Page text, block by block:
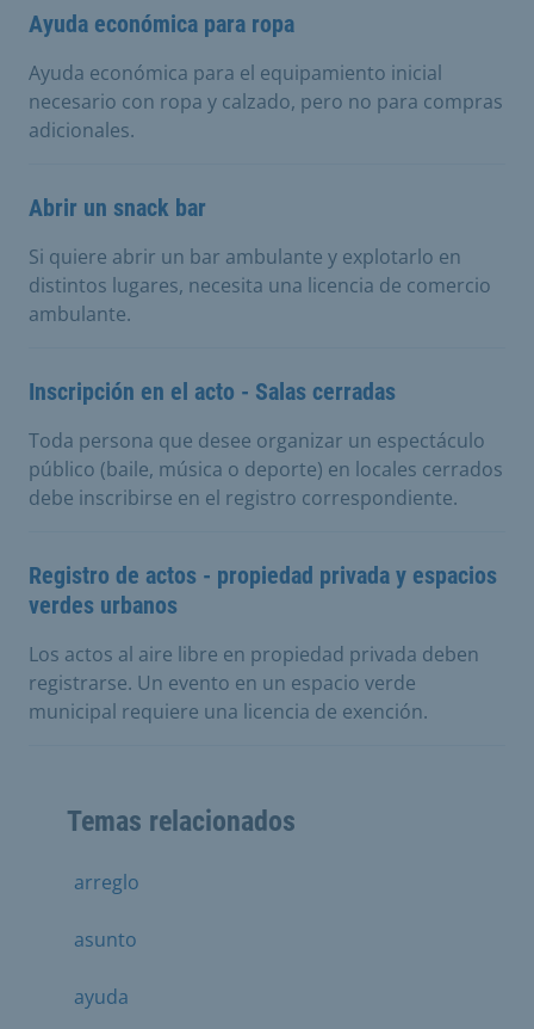
Ayuda económica para ropa
Ayuda económica para el equipamiento inicial
necesario con ropa y calzado, pero no para compras
adicionales.
Abrir un snack bar
Si quiere abrir un bar ambulante y explotarlo en
distintos lugares, necesita una licencia de comercio
ambulante.
Inscripción en el acto - Salas cerradas
Toda persona que desee organizar un espectáculo
público (baile, música o deporte) en locales cerrados
debe inscribirse en el registro correspondiente.
Registro de actos - propiedad privada y espacios
verdes urbanos
Los actos al aire libre en propiedad privada deben
registrarse. Un evento en un espacio verde
municipal requiere una licencia de exención.
Temas relacionados
arreglo
asunto
ayuda